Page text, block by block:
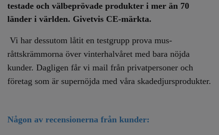
testade och välbeprövade produkter i mer än 70
länder i världen. Givetvis CE-märkta.
Vi har dessutom låtit en testgrupp prova mus-
råttskrämmorna över vinterhalvåret med bara nöjda
kunder. Dagligen får vi mail från privatpersoner och
företag som är supernöjda med våra skadedjursprodukter.
Någon av recensionerna från kunder: